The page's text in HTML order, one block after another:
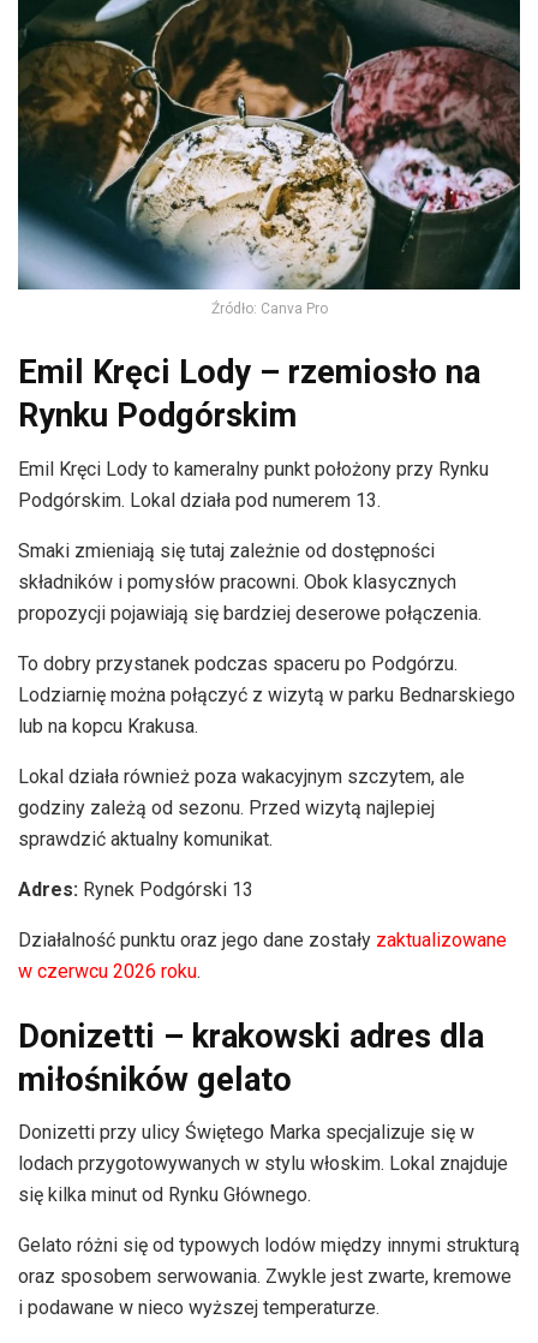
Źródło: Canva Pro
Emil Kręci Lody – rzemiosło na
Rynku Podgórskim
Emil Kręci Lody to kameralny punkt położony przy Rynku
Podgórskim. Lokal działa pod numerem 13.
Smaki zmieniają się tutaj zależnie od dostępności
składników i pomysłów pracowni. Obok klasycznych
propozycji pojawiają się bardziej deserowe połączenia.
To dobry przystanek podczas spaceru po Podgórzu.
Lodziarnię można połączyć z wizytą w parku Bednarskiego
lub na kopcu Krakusa.
Lokal działa również poza wakacyjnym szczytem, ale
godziny zależą od sezonu. Przed wizytą najlepiej
sprawdzić aktualny komunikat.
Adres: Rynek Podgórski 13
Działalność punktu oraz jego dane zostały zaktualizowane
w czerwcu 2026 roku.
Donizetti – krakowski adres dla
miłośników gelato
Donizetti przy ulicy Świętego Marka specjalizuje się w
lodach przygotowywanych w stylu włoskim. Lokal znajduje
się kilka minut od Rynku Głównego.
Gelato różni się od typowych lodów między innymi strukturą
oraz sposobem serwowania. Zwykle jest zwarte, kremowe
i podawane w nieco wyższej temperaturze.